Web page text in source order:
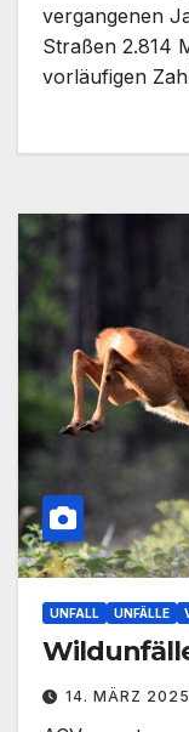
vergangenen
Straßen 2.814
vorläufigen
UNFALL UNFÄLLE
14. MÄRZ 2025